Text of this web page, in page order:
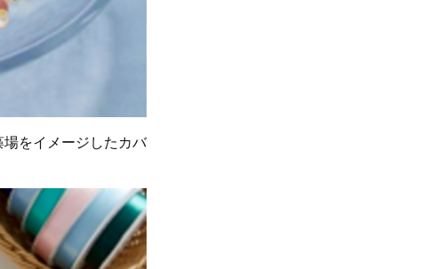
をイメージしたカバ